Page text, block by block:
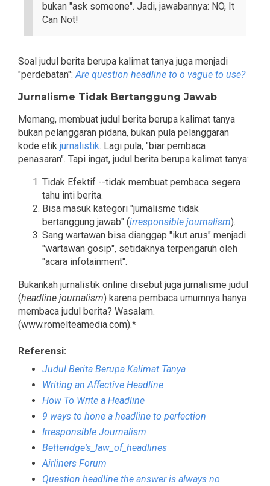
bukan "ask someone". Jadi, jawabannya: NO, It
Can Not!
Soal judul berita berupa kalimat tanya juga menjadi
"perdebatan":Are question headline to o vague to use?
Jurnalisme Tidak Bertanggung Jawab
Memang, membuat judul berita berupa kalimat tanya
bukan pelanggaran pidana, bukan pula pelanggaran
kode etik jurnalistik. Lagi pula, "biar pembaca
penasaran". Tapi ingat, judul berita berupa kalimat tanya:
Tidak Efektif --tidak membuat pembaca segera
tahu inti berita.
Bisa masuk kategori "jurnalisme tidak
bertanggung jawab" (irresponsible journalism).
Sang wartawan bisa dianggap "ikut arus" menjadi
"wartawan gosip", setidaknya terpengaruh oleh
"acara infotainment".
Bukankah jurnalistik online disebut juga jurnalisme judul
(headline journalism) karena pembaca umumnya hanya
membaca judul berita? Wasalam.
(www.romelteamedia.com).*
Referensi:
Judul Berita Berupa Kalimat Tanya
Writing an Affective Headline
How To Write a Headline
9 ways to hone a headline to perfection
Irresponsible Journalism
Betteridge's_law_of_headlines
Airliners Forum
Question headline the answer is always no